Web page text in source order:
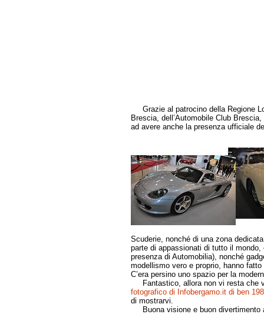
Grazie al patrocino della Regione
Brescia, dell’Automobile Club
ad avere anche la presenza ufficiale
Scuderie, nonché di una zona
parte di appassionati di tutto il mondo,
presenza di Automobilia), nonché
modellismo vero e proprio, hanno
C’era persino uno spazio per la
Fantastico, allora non vi resta che
fotografico di Infobergamo.it di ben
di mostrarvi.
Buona visione e buon divertimento